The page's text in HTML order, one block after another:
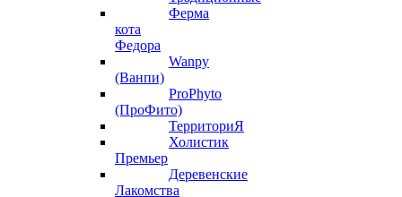
Ферма
кота
Федора
Wanpy
(Ванпи)
ProPhyto
(ПроФито)
ТерриториЯ
Холистик
Премьер
Деревенские
Лакомства